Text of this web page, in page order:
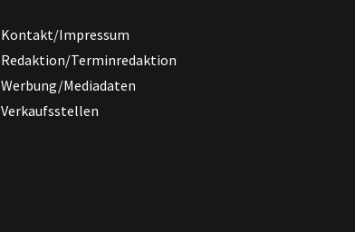
Kontakt/Impressum
Redaktion/Terminredaktion
Werbung/Mediadaten
Verkaufsstellen